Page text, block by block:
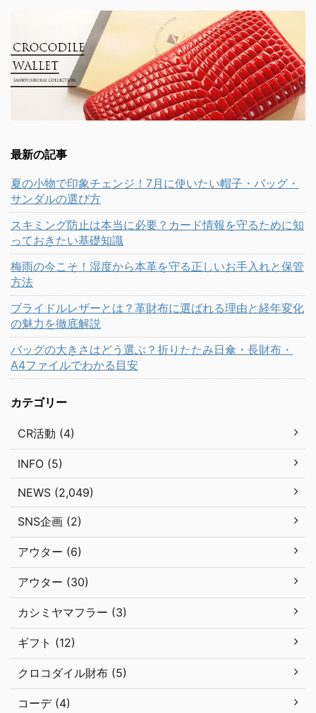
最新の記事
夏の小物で印象チェンジ！7月に使いたい帽子・バッグ・
サンダルの選び方
スキミング防止は本当に必要？カード情報を守るために知
っておきたい基礎知識
梅雨の今こそ！湿度から本革を守る正しいお手入れと保管
方法
ブライドルレザーとは？革財布に選ばれる理由と経年変化
の魅力を徹底解説
バッグの大きさはどう選ぶ？折りたたみ日傘・長財布・
A4ファイルでわかる目安
カテゴリー
CR活動 (4)
INFO (5)
NEWS (2,049)
SNS企画 (2)
アウター (6)
アウター (30)
カシミヤマフラー (3)
ギフト (12)
クロコダイル財布 (5)
コーデ (4)